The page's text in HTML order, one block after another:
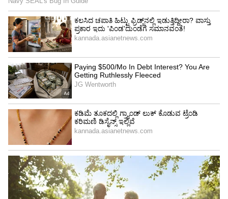
ಪ್ರಯಾಣಿಕ ಮಚಿಂದ್ರ ಪವಾರ್, 'ಐಆರ್‌ಸಿಟಿಸಿ ಸೇವೆಗಳು
ಸುಧಾರಿಸುತ್ತವೆ ಎಂದು ನಾನು ಭಾವಿಸುತ್ತೇನೆ' ಎಂದು
ಹೇಳಿದರು. ಭವಿಷ್ಯದಲ್ಲಿ ಇಂತಹ ಘಟನೆಗಳನ್ನು
ತಪ್ಪಿಸುವುದನ್ನು ಖಚಿತಪಡಿಸಿಕೊಳ್ಳಲು ಪ್ರಯಾಣಿಕರು
ಸುಧಾರಿತ ನಿಯಮಗಳು ಮತ್ತು ತಪಾಸಣೆಗಳನ್ನು
ಬಯಸುತ್ತಾರೆ.